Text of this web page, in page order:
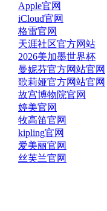
Apple官网
iCloud官网
格雷官网
天涯社区官方网站
2026美加墨世界杯
曼妮芬官方网站官网
歌莉娅官方网站官网
故宫博物院官网
婷美官网
牧高笛官网
kipling官网
爱美丽官网
丝芙兰官网